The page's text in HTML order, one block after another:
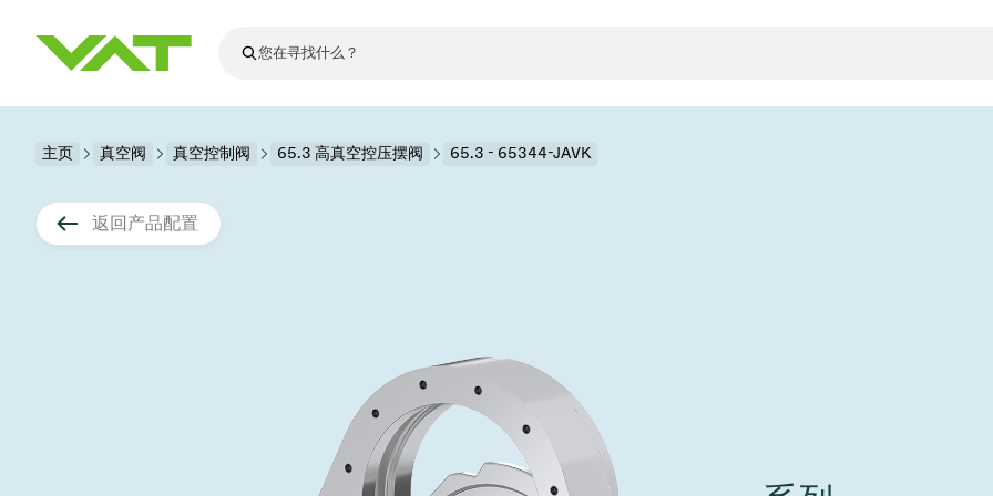
最新资讯 查看所有新闻
9月 2, 2026 活动新闻
精准创新、赋能未来 ⸺
VAT Media Release on
关于VAT
真空阀
VAT真空闸阀
VAT角阀、内联式或圆柱式真空阀
真空蝶阀
真空摆阀
真空模块
基质转移
半导体无尘系统
溅射
薄膜封装(CVD)
OLED蒸发
科学仪器和医学
涂层
行业
真空运输
电池生产
晶体生长
发电
半导体无尘系统
高能物理学
标准维修服务
固定价格翻新服务
VAT服务中心
Shares and debt
公司治理
General Meeting
Event calendar
主页 真空阀 真空控制阀 65.3 高真空控压摆阀 65.3 - 65344-JAVK
返回产品配置